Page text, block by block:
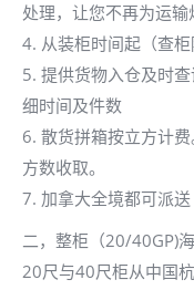
处理，让您不再为运输
4. 从装柜时间起（查
5. 提供货物入仓及时
细时间及件数
6. 散货拼箱按立方计
方数收取。
7. 加拿大全境都可派送
二，整柜（20/40GP)
20尺与40尺柜从中国